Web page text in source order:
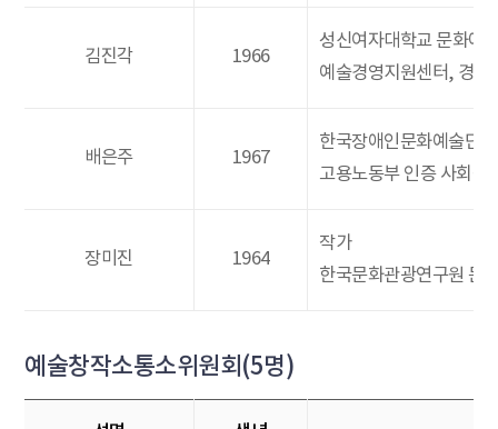
김진각 1966
성신여자대학교 문화예
예술경영지원센터, 경기
배은주 1967
한국장애인문화예술단
고용노동부 인증 사회적
장미진 1964
작가
한국문화관광연구원 문
예술창작소통소위원회(5명)